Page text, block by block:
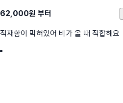
62,000원 부터
적재함이 막혀있어 비가 올 때 적합해요